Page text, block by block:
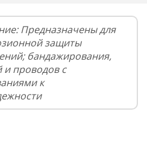
Предназначены для
защиты
бандажирования,
и проводов с
к